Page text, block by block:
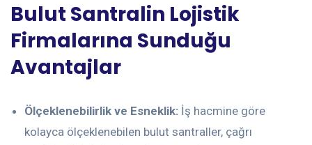
Bulut Santralin Lojistik
Firmalarına Sunduğu
Avantajlar
Ölçeklenebilirlik ve Esneklik: İş hacmine göre
kolayca ölçeklenebilen bulut santraller, çağrı